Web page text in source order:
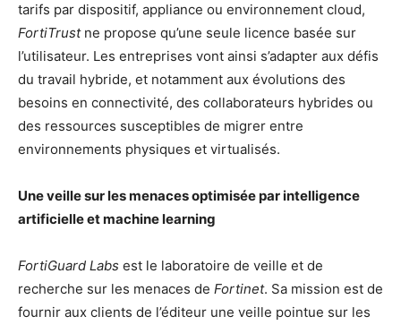
tarifs par dispositif, appliance ou environnement cloud,
FortiTrustne propose qu’une seule licence basée sur
l’utilisateur. Les entreprises vont ainsi s’adapter aux défis
du travail hybride, et notamment aux évolutions des
besoins en connectivité, des collaborateurs hybrides ou
des ressources susceptibles de migrer entre
environnements physiques et virtualisés.
Une veille sur les menaces optimisée par intelligence
artificielle et machine learning
FortiGuard Labs est le laboratoire de veille et de
recherche sur les menaces de Fortinet. Sa mission est de
fournir aux clients de l’éditeur une veille pointue sur les